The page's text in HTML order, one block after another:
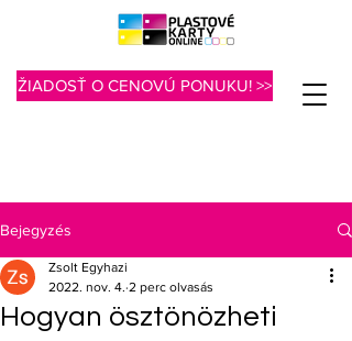
ŽIADOSŤ O CENOVÚ PONUKU! >>
Bejegyzés
Hogyan ösztönözheti
Zsolt Egyhazi
2022. nov. 4. 2 perc olvasás